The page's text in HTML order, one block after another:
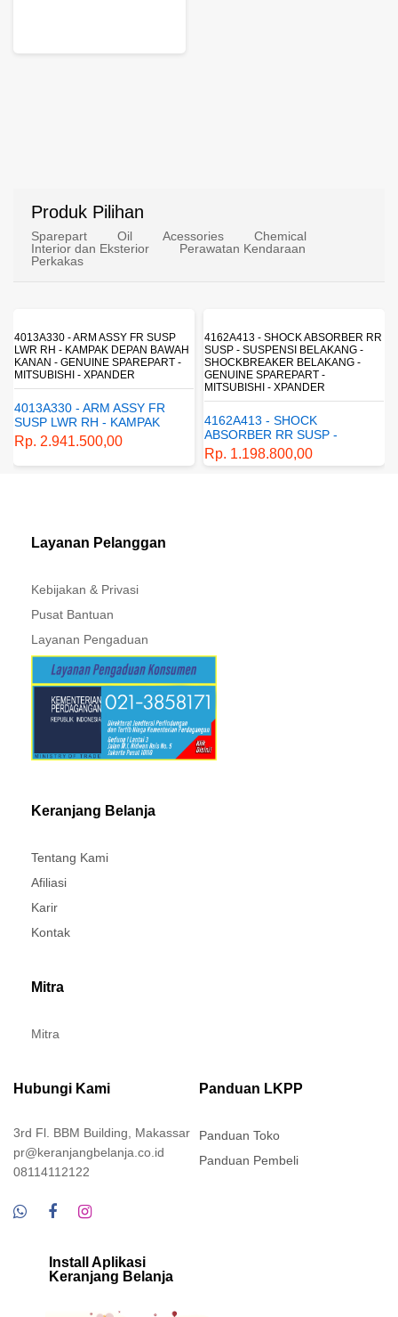
Produk Pilihan
Sparepart Oil Acessories
Chemical
Interior dan Eksterior
Perawatan Kendaraan
Perkakas
-
4162A413 - SHOCK ABSORBER RR
SUSP - SUSPENSI BELAKANG -
SHOCKBREAKER BELAKANG -
GENUINE SPAREPART -
MITSUBISHI - XPANDER
4162A413 - SHOCK
ABSORBER RR SUSP -
SUSPENSI BELAKANG -
SHOCKBREAKER BELAKANG
1770A233 - FUEL FILTER
- SARINGAN BAHAN BAKAR -
SARINGAN SOLAR -
PAJERO
ELEMENT - SARINGAN
BAHAN BAKAR - SARINGAN
SOLAR - MITSUBISHI -
PAJERO
Rp. 430.680,00
Layanan Pelanggan
Kebijakan & Privasi
Pusat Bantuan
Layanan Pengaduan
Keranjang Belanja
Tentang Kami
Afiliasi
Karir
Kontak
Mitra
Mitra
Hubungi Kami
3rd Fl. BBM Building, Makassar
pr@keranjangbelanja.co.id
08114112122
Panduan LKPP
Panduan Toko
Panduan Pembeli
Install Aplikasi
Keranjang Belanja